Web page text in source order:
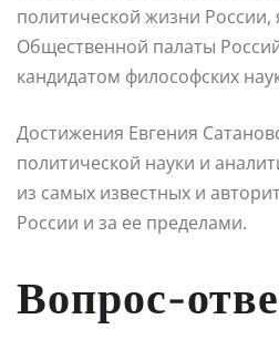
политической жизни России,
Общественной палаты
кандидатом философских
Достижения Евгения
политической науки и
из самых известных и
России и за ее пределами.
Вопрос-